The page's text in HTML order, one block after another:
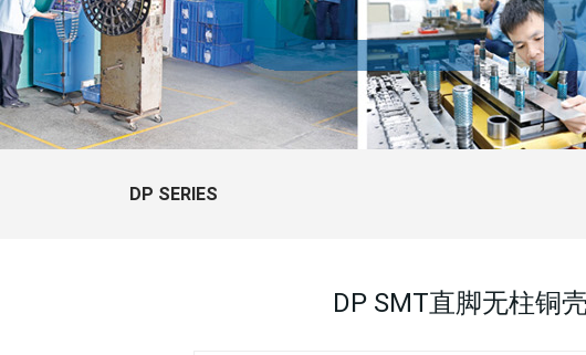
DP SERIES
DP SMT直脚无柱铜